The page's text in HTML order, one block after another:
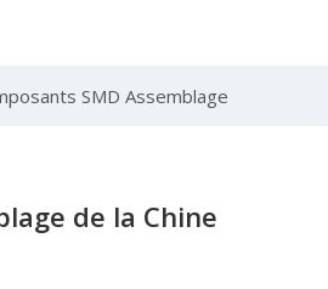
SMD Assemblage
de la Chine